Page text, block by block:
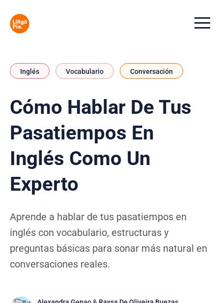
Menu
Inglés Vocabulario Conversación
Cómo Hablar De Tus
Pasatiempos En
Inglés Como Un
Experto
Aprende a hablar de tus pasatiempos en
inglés con vocabulario, estructuras y
preguntas básicas para sonar más natural en
conversaciones reales.